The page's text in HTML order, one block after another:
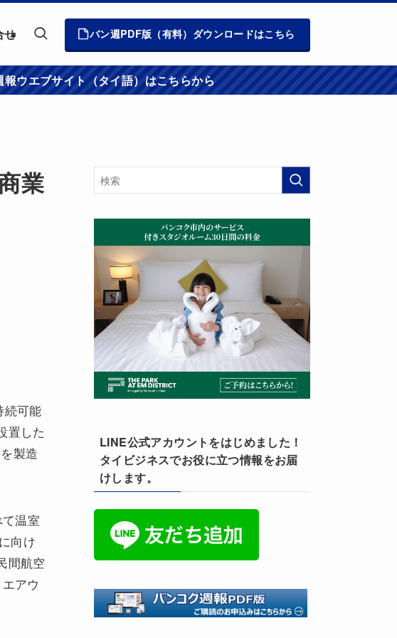
せ バン週PDF版（有料）ダウンロードはこちら
エブサイト（タイ語）はこちらから
業
続可能
置した
製造
温室
向け
間航空
アウ
LINE公式アカウントをはじめました！
タイビジネスでお役に立つ情報をお届
けします。